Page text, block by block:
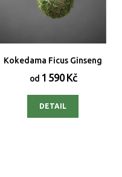
Kokedama Ficus Ginseng
od1 590 Kč
DETAIL